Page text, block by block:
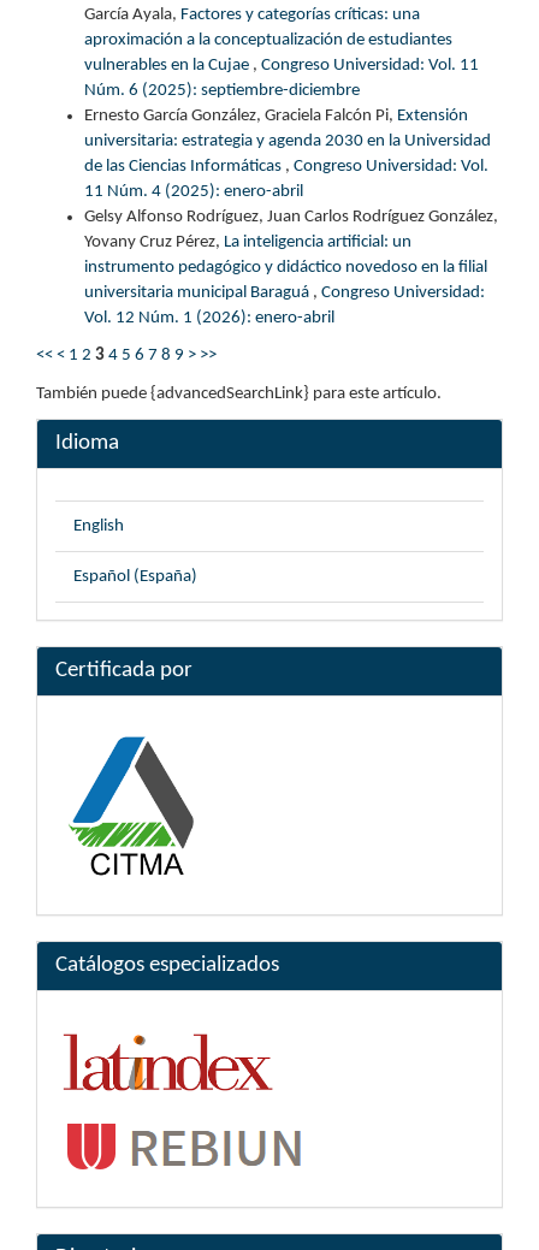
García Ayala, Factores y categorías críticas: una
aproximación a la conceptualización de estudiantes
vulnerables en la Cujae , Congreso Universidad: Vol. 11
Núm. 6 (2025): septiembre-diciembre
Ernesto García González, Graciela Falcón Pi, Extensión
universitaria: estrategia y agenda 2030 en la Universidad
de las Ciencias Informáticas , Congreso Universidad: Vol.
11 Núm. 4 (2025): enero-abril
Gelsy Alfonso Rodríguez, Juan Carlos Rodríguez González,
Yovany Cruz Pérez, La inteligencia artificial: un
instrumento pedagógico y didáctico novedoso en la filial
universitaria municipal Baraguá , Congreso Universidad:
Vol. 12 Núm. 1 (2026): enero-abril
<< < 1 2 3 4 5 6 7 8 9 > >>
También puede {advancedSearchLink} para este artículo.
Idioma
English
Español (España)
Certificada por
Catálogos especializados